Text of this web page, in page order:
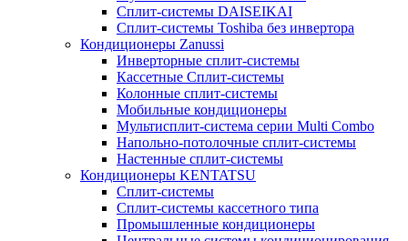
Сплит-системы DAISEIKAI
Сплит-системы Toshiba без инвертора
Кондиционеры Zanussi
Инверторные сплит-системы
Кассетные Сплит-системы
Колонные сплит-системы
Мобильные кондиционеры
Мультисплит-система серии Multi Combo
Напольно-потолочные сплит-системы
Настенные сплит-системы
Кондиционеры KENTATSU
Сплит-системы
Сплит-системы кассетного типа
Промышленные кондиционеры